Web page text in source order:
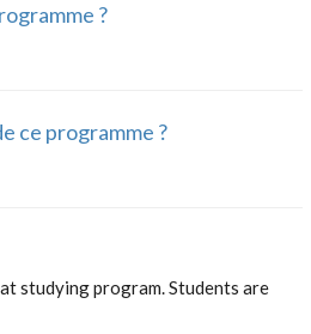
?
ce programme ?
studying program. Students are